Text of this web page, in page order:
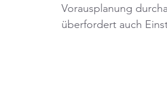
Vorausplanung
überfordert auch